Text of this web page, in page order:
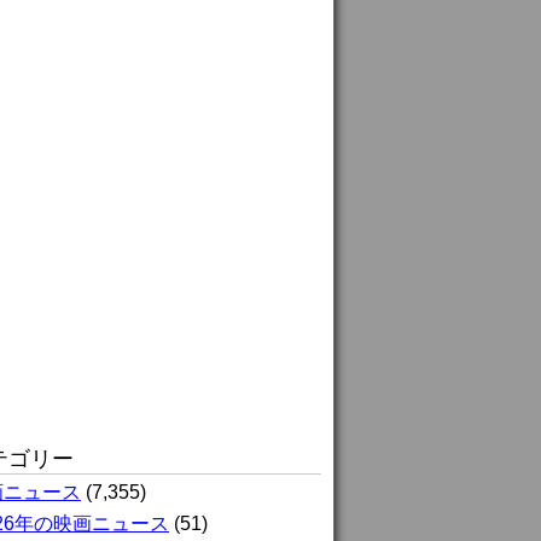
ゴリー
ュース (7,355)
年の映画ニュース (51)